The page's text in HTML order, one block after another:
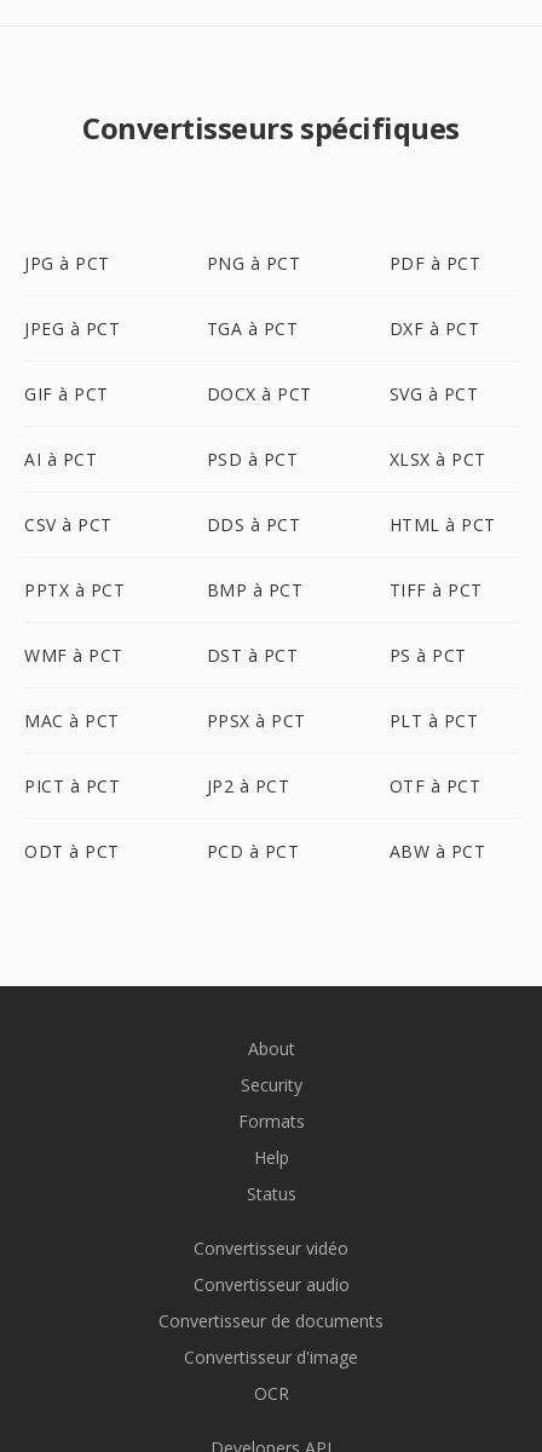
Convertisseurs spécifiques
JPG à PCT PNG à PCT PDF à PCT
JPEG à PCT TGA à PCT DXF à PCT
GIF à PCT DOCX à PCT SVG à PCT
AI à PCT PSD à PCT XLSX à PCT
CSV à PCT DDS à PCT HTML à PCT
PPTX à PCT BMP à PCT TIFF à PCT
WMF à PCT DST à PCT PS à PCT
MAC à PCT PPSX à PCT PLT à PCT
PICT à PCT JP2 à PCT OTF à PCT
ODT à PCT PCD à PCT ABW à PCT
About
Security
Formats
Help
Status
Convertisseur vidéo
Convertisseur audio
Convertisseur de documents
Convertisseur d'image
OCR